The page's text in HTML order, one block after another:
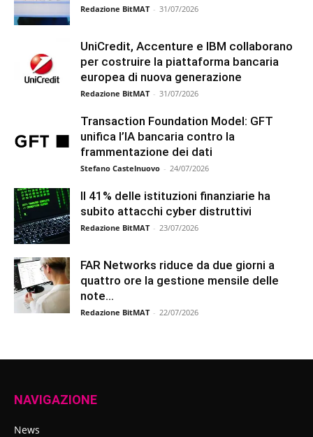
Redazione BitMAT - 31/07/2026
UniCredit, Accenture e IBM collaborano
per costruire la piattaforma bancaria
europea di nuova generazione
Redazione BitMAT - 31/07/2026
Transaction Foundation Model: GFT
unifica l’IA bancaria contro la
frammentazione dei dati
Stefano Castelnuovo - 24/07/2026
Il 41% delle istituzioni finanziarie ha
subito attacchi cyber distruttivi
Redazione BitMAT - 23/07/2026
FAR Networks riduce da due giorni a
quattro ore la gestione mensile delle
note...
Redazione BitMAT - 22/07/2026
NAVIGAZIONE
News